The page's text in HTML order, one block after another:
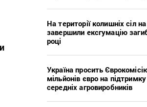
На території колишніх сіл
завершили ексгумацію
році
Україна просить
мільйонів євро на
середніх агровиробників